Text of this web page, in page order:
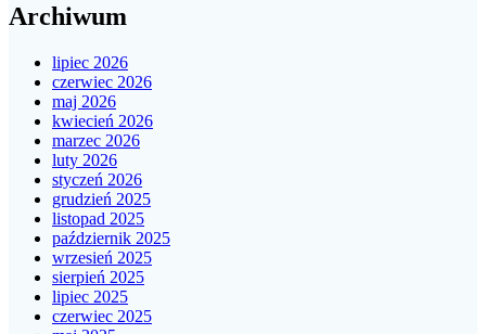
Archiwum
lipiec 2026
czerwiec 2026
maj 2026
kwiecień 2026
marzec 2026
luty 2026
styczeń 2026
grudzień 2025
listopad 2025
październik 2025
wrzesień 2025
sierpień 2025
lipiec 2025
czerwiec 2025